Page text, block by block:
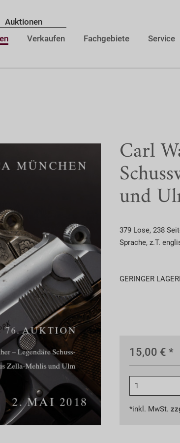
Auktionen
Verkaufen Fachgebiete Service
Carl
und
379 Lose, 238
Sprache, z.T.
GERINGER
15,00 € *
*inkl. MwSt.